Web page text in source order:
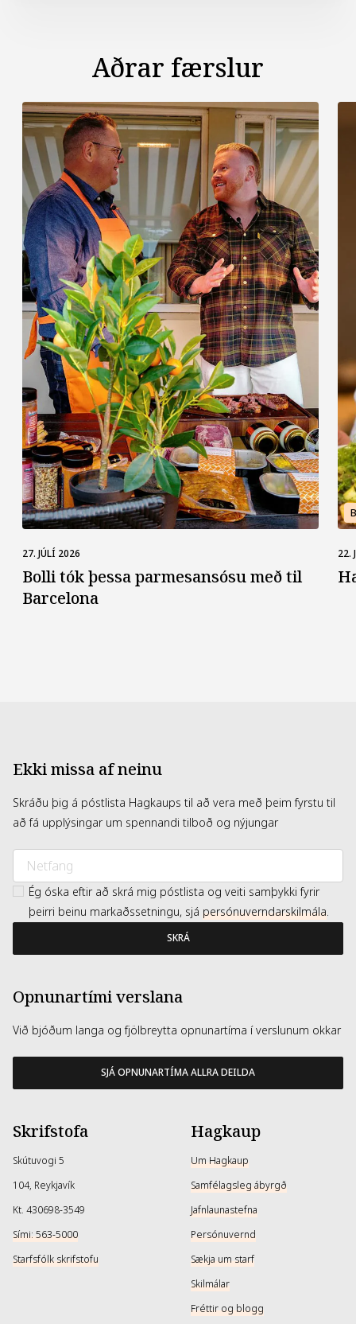
Aðrar færslur
27. JÚLÍ 2026
Bolli tók þessa parmes­ansósu með til
Barcelona
22.
Ekki missa af neinu
Skráðu þig á póstlista Hagkaups til að vera með þeim fyrstu til
að fá upplýsingar um spennandi tilboð og nýjungar
Ég óska eftir að skrá mig póstlista og veiti samþykki fyrir
þeirri beinu markaðssetningu, sjá persónuverndarskilmála.
SKRÁ
Opnunartími verslana
Við bjóðum langa og fjölbreytta opnunartíma í verslunum okkar
SJÁ OPNUNARTÍMA ALLRA DEILDA
Skrifstofa
Skútuvogi 5
104, Reykjavík
Kt. 430698-3549
Sími: 563-5000
Starfsfólk skrifstofu
Hagkaup
Um Hagkaup
Samfélagsleg ábyrgð
Jafnlaunastefna
Persónuvernd
Sækja um starf
Skilmálar
Fréttir og blogg